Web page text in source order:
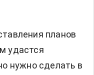
планов
удастся
нужно сделать в